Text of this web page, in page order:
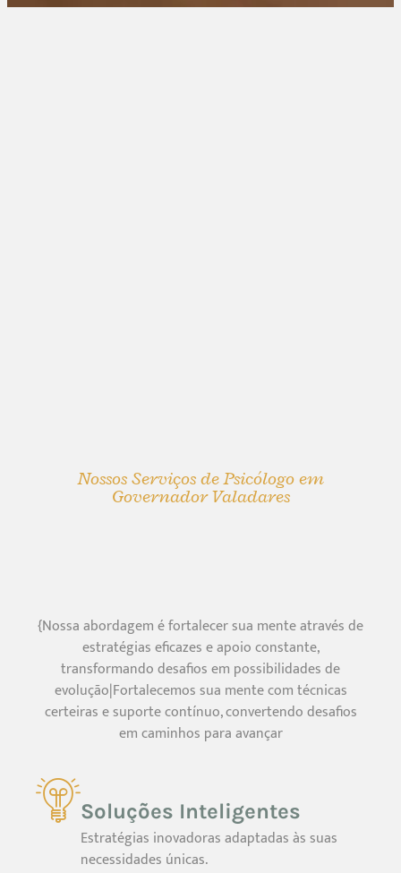
Nossos Serviços de Psicólogo em
Governador Valadares
{Nossa abordagem é fortalecer sua mente através de
estratégias eficazes e apoio constante,
transformando desafios em possibilidades de
evolução|Fortalecemos sua mente com técnicas
certeiras e suporte contínuo, convertendo desafios
em caminhos para avançar
Soluções Inteligentes
Estratégias inovadoras adaptadas às suas
necessidades únicas.